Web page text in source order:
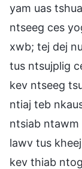
yam uas
ntseeg ces
xwb; tej dej
tus ntsujplig
kev ntseeg
ntiaj teb
ntsiab ntawm
lawv tus
kev thiab